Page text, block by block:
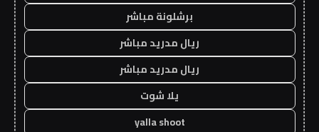
برشلونة مباشر
ريال مدريد مباشر
ريال مدريد مباشر
يلا شوت
yalla shoot